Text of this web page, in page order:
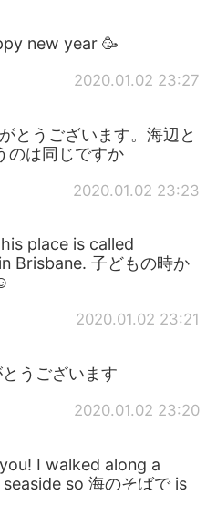
new year 🥳
2020.01.02 23:27
とうございます。海辺と
のは同じですか
2020.01.02 23:23
place is called
Brisbane. 子どもの時か
2020.01.02 23:21
うございます
2020.01.02 23:20
I walked along a
so 海のそばで is